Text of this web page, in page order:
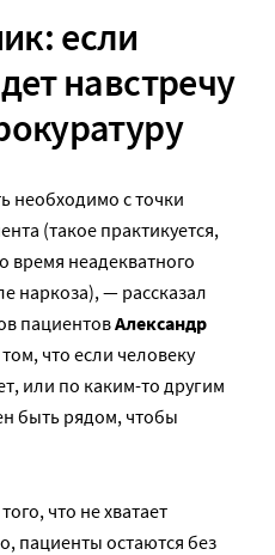
если
навстречу
необходимо с точки
(такое практикуется,
время неадекватного
наркоза), — рассказал
пациентовАлександр
что если человеку
или по каким-то другим
быть рядом, чтобы
что не хватает
пациенты остаются без